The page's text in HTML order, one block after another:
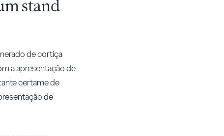
stand
de cortiça
a apresentação de
certame de
de